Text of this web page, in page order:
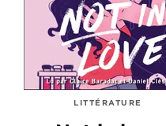
LITTÉRATURE